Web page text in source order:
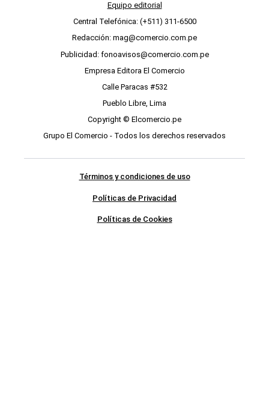
Equipo editorial
Central Telefónica: (+511) 311-6500
Redacción: mag@comercio.com.pe
Publicidad: fonoavisos@comercio.com.pe
Empresa Editora El Comercio
Calle Paracas #532
Pueblo Libre, Lima
Copyright © Elcomercio.pe
Grupo El Comercio - Todos los derechos reservados
Términos y condiciones de uso
Políticas de Privacidad
Políticas de Cookies